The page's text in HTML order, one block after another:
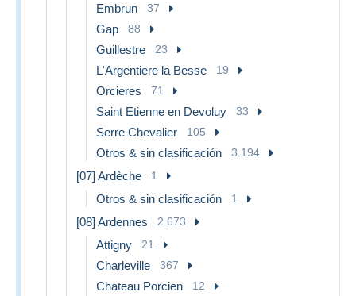
Embrun 37
Gap 88
Guillestre 23
L'Argentiere la Besse 19
Orcieres 71
Saint Etienne en Devoluy 33
Serre Chevalier 105
Otros & sin clasificación 3.194
[07] Ardèche 1
Otros & sin clasificación 1
[08] Ardennes 2.673
Attigny 21
Charleville 367
Chateau Porcien 12